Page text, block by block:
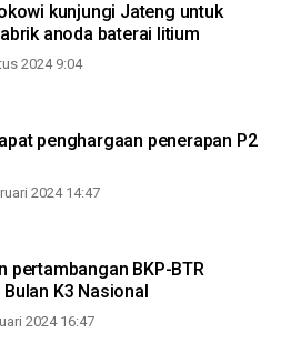
kunjungi Jateng untuk
anoda baterai litium
2024 9:04
2024 14:47
pertambangan BKP-BTR
canangkan Bulan K3 Nasional
2024 16:47